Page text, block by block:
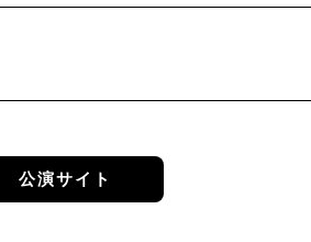
公演サイト